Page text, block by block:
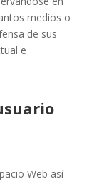
medios o
de sus
e
Web así